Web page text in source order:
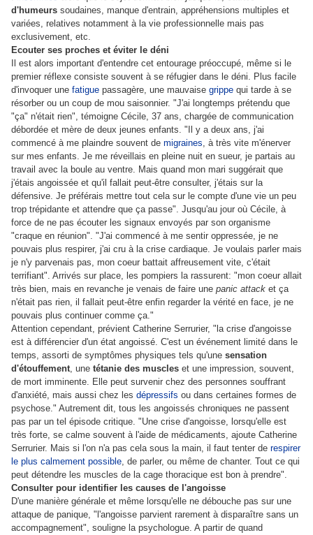
d'humeurs soudaines, manque d'entrain, appréhensions multiples et
variées, relatives notamment à la vie professionnelle mais pas
exclusivement, etc.
Ecouter ses proches et éviter le déni
Il est alors important d'entendre cet entourage préoccupé, même si le
premier réflexe consiste souvent à se réfugier dans le déni. Plus facile
d'invoquer une fatigue passagère, une mauvaise grippe qui tarde à se
résorber ou un coup de mou saisonnier. "J'ai longtemps prétendu que
"ça" n'était rien", témoigne Cécile, 37 ans, chargée de communication
débordée et mère de deux jeunes enfants. "Il y a deux ans, j'ai
commencé à me plaindre souvent de migraines, à très vite m'énerver
sur mes enfants. Je me réveillais en pleine nuit en sueur, je partais au
travail avec la boule au ventre. Mais quand mon mari suggérait que
j'étais angoissée et qu'il fallait peut-être consulter, j'étais sur la
défensive. Je préférais mettre tout cela sur le compte d'une vie un peu
trop trépidante et attendre que ça passe". Jusqu'au jour où Cécile, à
force de ne pas écouter les signaux envoyés par son organisme
"craque en réunion". "J'ai commencé à me sentir oppressée, je ne
pouvais plus respirer, j'ai cru à la crise cardiaque. Je voulais parler mais
je n'y parvenais pas, mon coeur battait affreusement vite, c'était
terrifiant". Arrivés sur place, les pompiers la rassurent: "mon coeur allait
très bien, mais en revanche je venais de faire une panic attack et ça
n'était pas rien, il fallait peut-être enfin regarder la vérité en face, je ne
pouvais plus continuer comme ça."
Attention cependant, prévient Catherine Serrurier, "la crise d'angoisse
est à différencier d'un état angoissé. C'est un événement limité dans le
temps, assorti de symptômes physiques tels qu'une sensation
d'étouffement, une tétanie des muscles et une impression, souvent,
de mort imminente. Elle peut survenir chez des personnes souffrant
d'anxiété, mais aussi chez les dépressifs ou dans certaines formes de
psychose." Autrement dit, tous les angoissés chroniques ne passent
pas par un tel épisode critique. "Une crise d'angoisse, lorsqu'elle est
très forte, se calme souvent à l'aide de médicaments, ajoute Catherine
Serrurier. Mais si l'on n'a pas cela sous la main, il faut tenter de respirer
le plus calmement possible, de parler, ou même de chanter. Tout ce qui
peut détendre les muscles de la cage thoracique est bon à prendre".
Consulter pour identifier les causes de l'angoisse
D'une manière générale et même lorsqu'elle ne débouche pas sur une
attaque de panique, "l'angoisse parvient rarement à disparaître sans un
accompagnement", souligne la psychologue. A partir de quand